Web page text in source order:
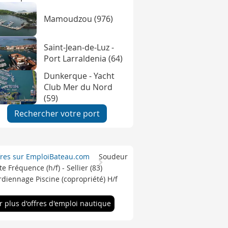
Mamoudzou (976)
Saint-Jean-de-Luz -
Port Larraldenia (64)
Dunkerque - Yacht
Club Mer du Nord
(59)
Rechercher votre port
sur EmploiBateau.com
Soudeur
Fréquence (h/f) - Sellier (83)
Piscine (copropriété) H/f
plus d'offres d'emploi nautique